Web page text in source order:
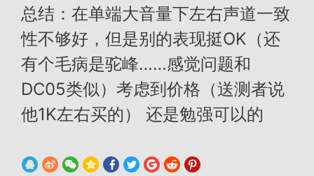
总结：在单端大音量下左右声道一致
性不够好，但是别的表现挺OK（还
有个毛病是驼峰……感觉问题和
DC05类似）考虑到价格（送测者说
他1K左右买的） 还是勉强可以的